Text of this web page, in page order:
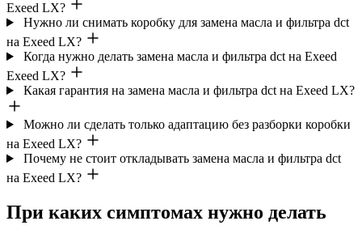
Exeed LX?
Нужно ли снимать коробку для замена масла и фильтра dct
на Exeed LX?
Когда нужно делать замена масла и фильтра dct на Exeed
Exeed LX?
Какая гарантия на замена масла и фильтра dct на Exeed LX?
Можно ли сделать только адаптацию без разборки коробки
на Exeed LX?
Почему не стоит откладывать замена масла и фильтра dct
на Exeed LX?
При каких симптомах нужно делать